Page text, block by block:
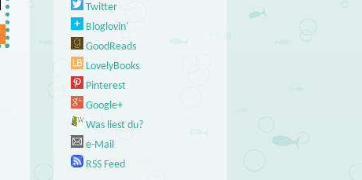
Twitter
Bloglovin'
GoodReads
LovelyBooks
Pinterest
Google+
Was liest du?
e-Mail
RSS Feed